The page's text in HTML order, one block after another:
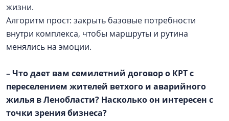
жизни.
Алгоритм прост: закрыть базовые потребности
внутри комплекса, чтобы маршруты и рутина
менялись на эмоции.
– Что дает вам семилетний договор о КРТ с
переселением жителей ветхого и аварийного
жилья в Ленобласти? Насколько он интересен с
точки зрения бизнеса?